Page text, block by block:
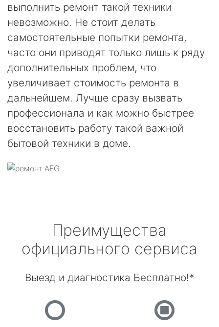
выполнить ремонт такой техники
невозможно. Не стоит делать
самостоятельные попытки ремонта,
часто они приводят только лишь к ряду
дополнительных проблем, что
увеличивает стоимость ремонта в
дальнейшем. Лучше сразу вызвать
профессионала и как можно быстрее
восстановить работу такой важной
бытовой техники в доме.
Преимущества
официального сервиса
Выезд и диагностика Бесплатно!*